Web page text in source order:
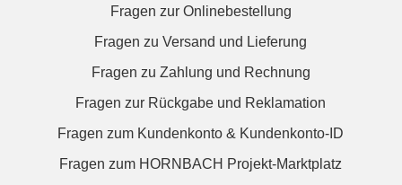
Fragen zur Onlinebestellung
Fragen zu Versand und Lieferung
Fragen zu Zahlung und Rechnung
Fragen zur Rückgabe und Reklamation
Fragen zum Kundenkonto & Kundenkonto-ID
Fragen zum HORNBACH Projekt-Marktplatz